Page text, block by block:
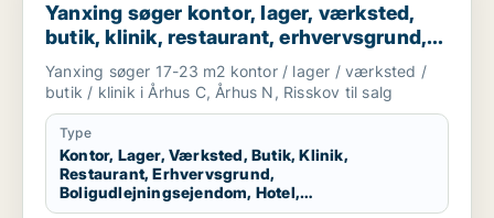
Yanxing søger kontor, lager, værksted,
butik, klinik, restaurant, erhvervsgrund,
boligudlejningsejendom, hotel,
produktionslokaler eller garage til salg i
Århus C, Århus N eller Risskov
Yanxing søger 17-23 m2 kontor / lager / værksted /
butik / klinik i Århus C, Århus N, Risskov til salg
Type
Kontor, Lager, Værksted, Butik, Klinik,
Restaurant, Erhvervsgrund,
Boligudlejningsejendom, Hotel,
Produktionslokaler, Garage